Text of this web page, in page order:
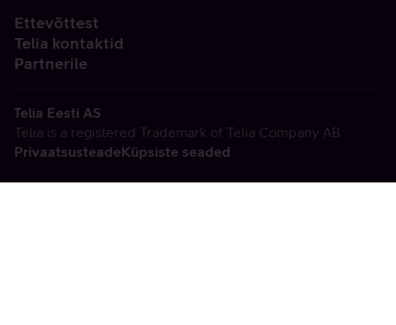
Ettevõttest
Telia kontaktid
Partnerile
Telia Eesti AS
Telia is a registered Trademark of Telia Company AB
PrivaatsusteadeKüpsiste seaded